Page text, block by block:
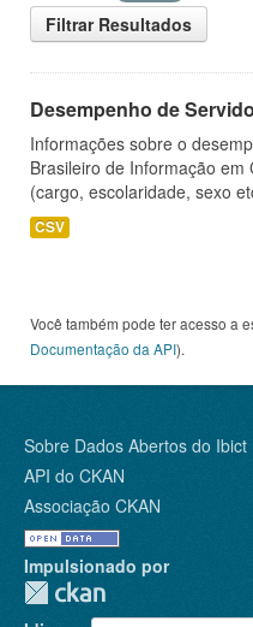
Filtrar Resultados
Desempenho de
Informações sobre o
Brasileiro de Informação em
(cargo, escolaridade, sexo
CSV
Você também pode ter acesso a
Documentação da API).
Sobre Dados Abertos do Ibict
API do CKAN
Associação CKAN
Impulsionado por